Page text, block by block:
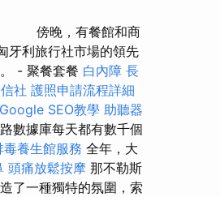
傍晚，有餐館和商
牙利旅行社市場的領先
- 聚餐套餐 白內障 長
社 護照申請流程詳細
SEO教學 助聽器
數據庫每天都有數千個
毒養生館服務 全年，大
頭痛放鬆按摩 那不勒斯
了一種獨特的氛圍，索